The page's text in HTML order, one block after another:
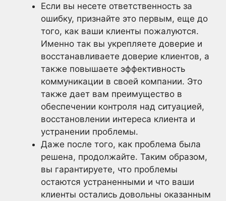
Если вы несете ответственность за
ошибку, признайте это первым, еще до
того, как ваши клиенты пожалуются.
Именно так вы укрепляете доверие и
восстанавливаете доверие клиентов, а
также повышаете эффективность
коммуникации в своей компании. Это
также дает вам преимущество в
обеспечении контроля над ситуацией,
восстановлении интереса клиента и
устранении проблемы.
Даже после того, как проблема была
решена, продолжайте. Таким образом,
вы гарантируете, что проблемы
остаются устраненными и что ваши
клиенты остались довольны оказанным